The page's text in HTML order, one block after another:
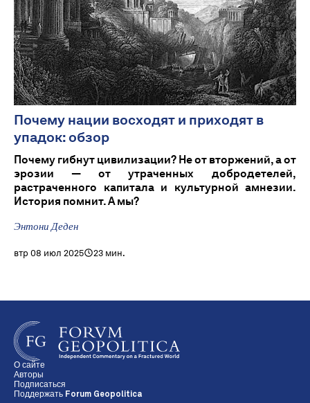
Почему нации восходят и приходят в
упадок: обзор
Почему гибнут цивилизации? Не от вторжений, а от
эрозии — от утраченных добродетелей,
растраченного капитала и культурной амнезии.
История помнит. А мы?
Энтони Деден
втр 08 июл 2025 23 мин.
О сайте
Авторы
Подписаться
Поддержать Forum Geopolitica